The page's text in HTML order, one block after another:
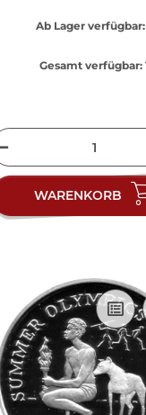
Ab Lager verfügbar:
Gesamt verfügbar:
WARENKORB